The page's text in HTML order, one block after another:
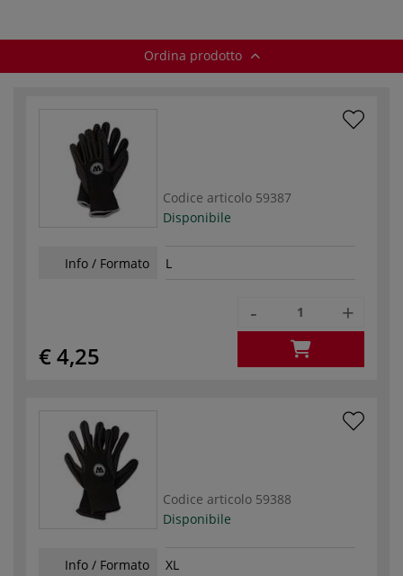
Ordina prodotto
Codice articolo 59387
Disponibile
Info / Formato L
€ 4,25
- +
Codice articolo 59388
Disponibile
Info / Formato XL